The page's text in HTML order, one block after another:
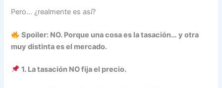
Pero… ¿realmente es así?
Spoiler: NO. Porque una cosa es la tasación… y otra
muy distinta es el mercado.
1. La tasación NO fija el precio.